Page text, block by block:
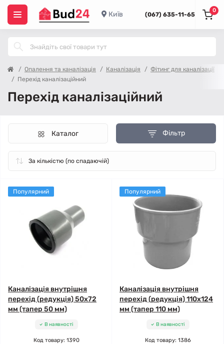
Київ (067) 635-11-65
0
Опалення та каналізація Каналізація
Фітинг для каналізації
Перехід каналізаційний
Перехід каналізаційний
Фільтр
Каталог
Популярний
Каналізація внутрішня
перехід (редукція) 50x72
мм (тапер 50 мм)
В наявності
Код товару: 1390
Популярний
Каналізація внутрішня
перехід (редукція) 110x124
мм (тапер 110 мм)
В наявності
Код товару: 1386